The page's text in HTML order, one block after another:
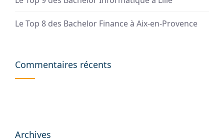
Le Top 8 des Bachelor Finance à Aix-en-Provence
Commentaires récents
Archives